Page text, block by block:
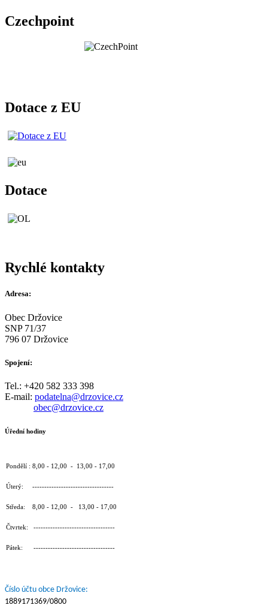
Czechpoint
Dotace z EU
Dotace
Rychlé kontakty
Adresa:
Obec Držovice
SNP 71/37
796 07 Držovice
Spojení:
Tel.: +420 582 333 398
E-mail: podatelna@drzovice.cz
obec@drzovice.cz
Úřední hodiny
Pondělí : 8,00 - 12,00 - 13,00 - 17,00
Úterý: ----------------------------------
Středa: 8,00 - 12,00 - 13,00 - 17,00
Čtvrtek: ----------------------------------
Pátek: ----------------------------------
Číslo účtu obce Držovice:
1889171369/0800